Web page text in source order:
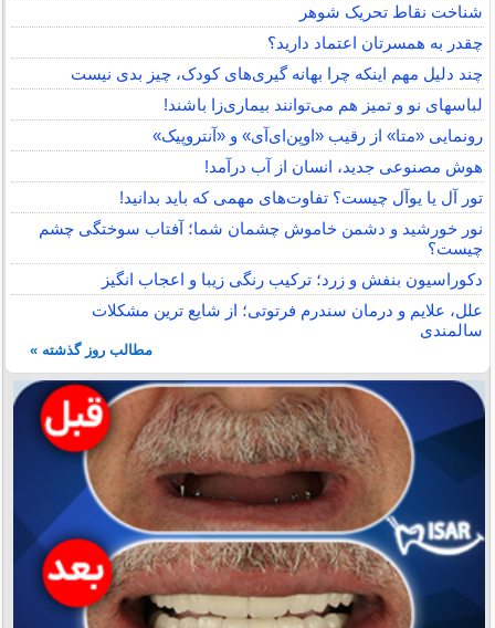
شناخت نقاط تحریک شوهر
چقدر به همسرتان اعتماد دارید؟
چند دلیل مهم اینکه چرا بهانه گیری‌های کودک، چیز بدی نیست
لباس‎های نو و تمیز هم می‌توانند بیماری‌زا باشند!
رونمایی «متا» از رقیب «اوپن‌ای‌آی» و «آنتروپیک»
هوش مصنوعی جدید، انسان از آب درآمد!
تور آل یا یوآل چیست؟ تفاوت‌های مهمی که باید بدانید!
نور خورشید و دشمن خاموش چشمان شما؛ آفتاب سوختگی چشم
چیست؟
دکوراسیون بنفش و زرد؛ ترکیب رنگی زیبا و اعجاب انگیز
علل، علایم و درمان سندرم فرتوتی؛ از شایع ترین مشکلات
سالمندی
مطالب روز گذشته »